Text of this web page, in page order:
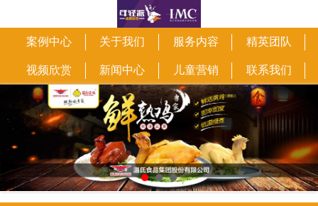
案例中心 关于我们 服务内容 精英团队
视频欣赏 新闻中心 儿童营销 联系我们